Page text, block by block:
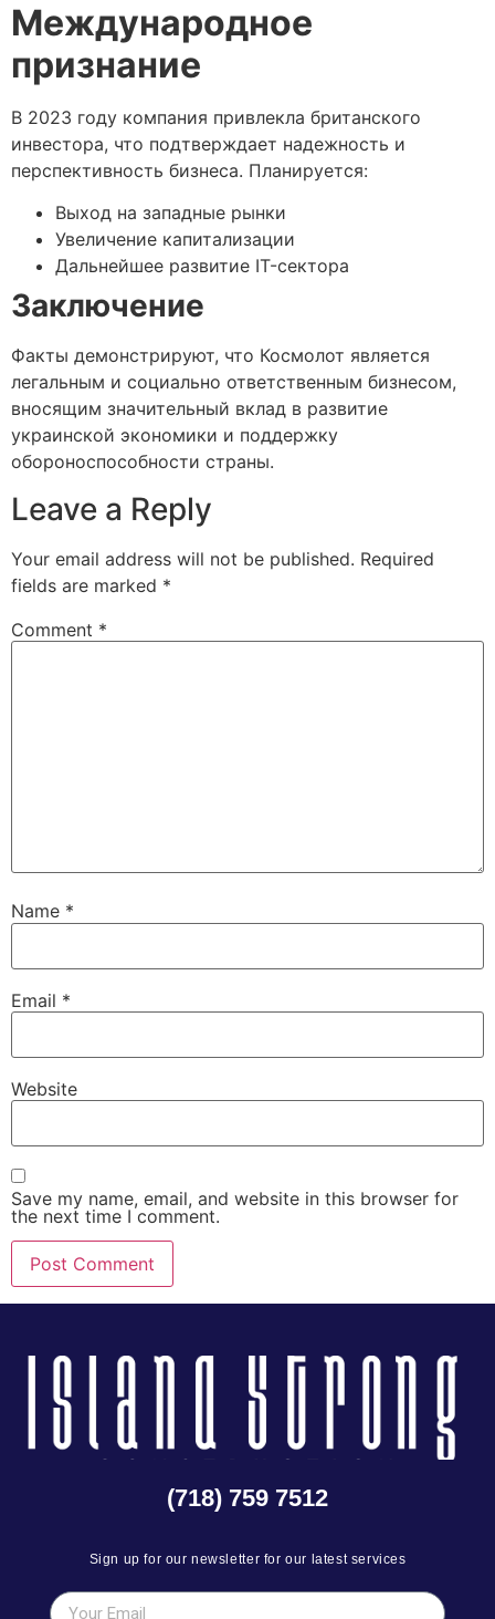
Международное
признание
В 2023 году компания привлекла британского
инвестора, что подтверждает надежность и
перспективность бизнеса. Планируется:
Выход на западные рынки
Увеличение капитализации
Дальнейшее развитие IT-сектора
Заключение
Факты демонстрируют, что Космолот является
легальным и социально ответственным бизнесом,
вносящим значительный вклад в развитие
украинской экономики и поддержку
обороноспособности страны.
Leave a Reply
Your email address will not be published. Required
fields are marked *
Comment *
Name *
Email *
Website
Save my name, email, and website in this browser for
the next time I comment.
(718) 759 7512
Sign up for our newsletter for our latest services